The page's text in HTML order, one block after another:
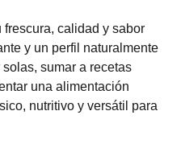
calidad y sabor
y un perfil naturalmente
sumar a recetas
una alimentación
nutritivo y versátil para